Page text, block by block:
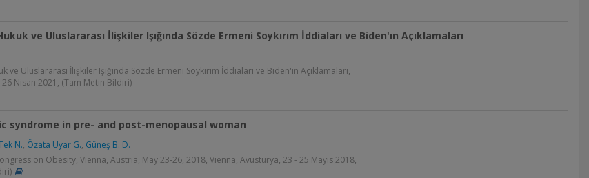
ve Uluslararası İlişkiler Işığında Sözde Ermeni Soykırım İddiaları ve Biden'ın Açıklamaları
ve Uluslararası İlişkiler Işığında Sözde Ermeni Soykırım İddiaları ve Biden'ın Açıklamaları,
Nisan 2021, (Tam Metin Bildiri)
syndrome in pre- and post-menopausal woman
N., Özata Uyar G., Güneş B. D.
on Obesity, Vienna, Austria, May 23-26, 2018, Vienna, Avusturya, 23 - 25 Mayıs 2018,